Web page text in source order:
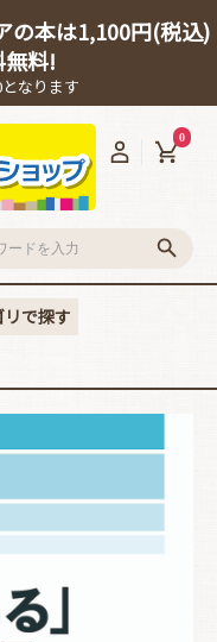
の本は1,100円(税込)
料!
なります
0
リで探す